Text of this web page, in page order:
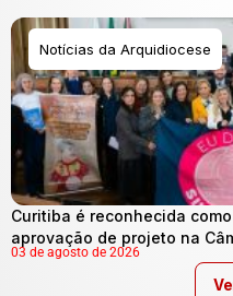
Notícias da Arquidiocese
Curitiba é reconhecida
aprovação de projeto na
03 de agosto de 2026